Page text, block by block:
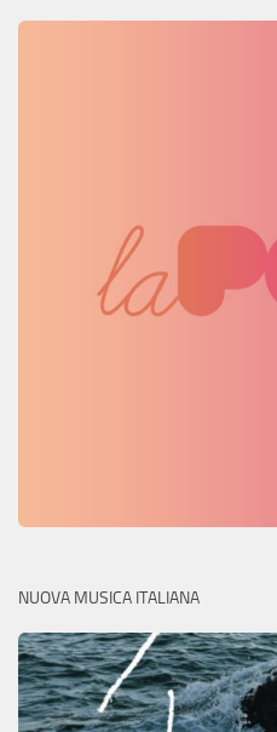
NUOVA MUSICA ITALIANA